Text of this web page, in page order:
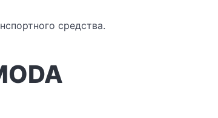
средства.